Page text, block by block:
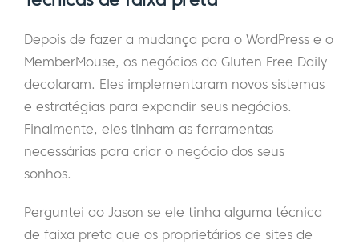
Depois de fazer a mudança para o WordPress e o
MemberMouse, os negócios do Gluten Free Daily
decolaram. Eles implementaram novos sistemas
e estratégias para expandir seus negócios.
Finalmente, eles tinham as ferramentas
necessárias para criar o negócio dos seus
sonhos.
Perguntei ao Jason se ele tinha alguma técnica
de faixa preta que os proprietários de sites de